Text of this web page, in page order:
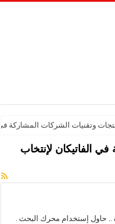
وتقنيات الشركات المشاركة في
في الفاتيكان لإنتخاب
.. حاول إستخدام محرك البحث .